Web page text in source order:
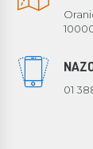
01